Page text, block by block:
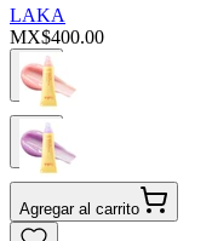
LAKA
MX$400.00
Agregar al carrito